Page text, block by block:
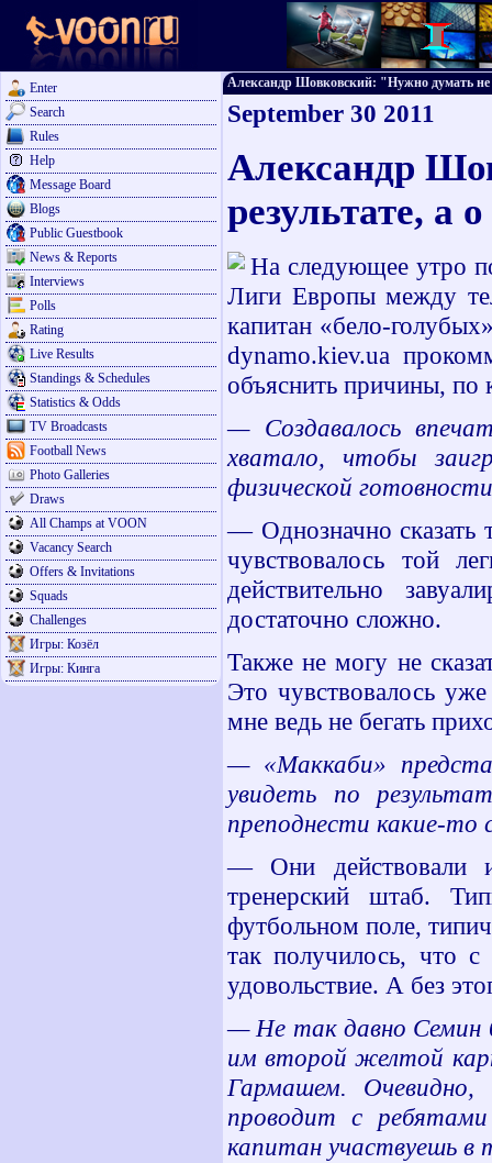
Enter
Search
Rules
Help
Message Board
Blogs
Public Guestbook
News & Reports
Interviews
Polls
Rating
Live Results
Standings & Schedules
Statistics & Odds
TV Broadcasts
Football News
Photo Galleries
Draws
All Champs at VOON
Vacancy Search
Offers & Invitations
Squads
Challenges
Игры: Козёл
Игры: Кинга
Александр Шовковский: "Нужно думать не
September 30 2011
Александр
результате, а
На следующее утро
Лиги Европы между
капитан «бело-
dynamo.kiev.ua
объяснить причины, по
— Создавалось
хватало, чтобы
физической
— Однозначно сказать
чувствовалось той
действительно
достаточно сложно.
Также не могу не
Это чувствовалось
мне ведь не бегать
— «Маккаби»
увидеть по
преподнести какие-то
— Они действовали
тренерский штаб.
футбольном поле,
так получилось, что
удовольствие. А без
— Не так давно Семин
им второй желтой
Гармашем.
проводит с
капитан участвуешь в